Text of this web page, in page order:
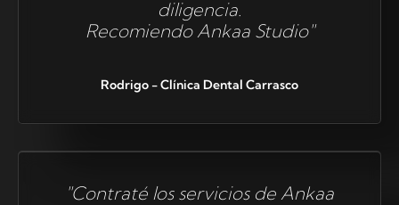
diligencia.
Recomiendo Ankaa Studio"
Rodrigo - Clínica Dental Carrasco
"Contraté los servicios de Ankaa